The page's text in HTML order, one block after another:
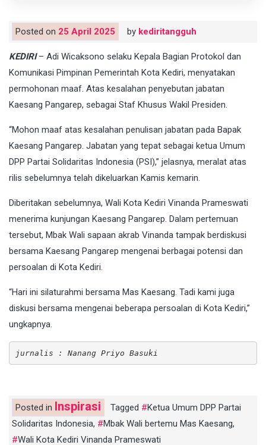
Posted on 25 April 2025 by kediritangguh
KEDIRI– Adi Wicaksono selaku Kepala Bagian Protokol dan
Komunikasi Pimpinan Pemerintah Kota Kediri, menyatakan
permohonan maaf. Atas kesalahan penyebutan jabatan
Kaesang Pangarep, sebagai Staf Khusus Wakil Presiden.
“Mohon maaf atas kesalahan penulisan jabatan pada Bapak
Kaesang Pangarep. Jabatan yang tepat sebagai ketua Umum
DPP Partai Solidaritas Indonesia (PSI),” jelasnya, meralat atas
rilis sebelumnya telah dikeluarkan Kamis kemarin.
Diberitakan sebelumnya, Wali Kota Kediri Vinanda Prameswati
menerima kunjungan Kaesang Pangarep. Dalam pertemuan
tersebut, Mbak Wali sapaan akrab Vinanda tampak berdiskusi
bersama Kaesang Pangarep mengenai berbagai potensi dan
persoalan di Kota Kediri.
“Hari ini silaturahmi bersama Mas Kaesang. Tadi kami juga
diskusi bersama mengenai beberapa persoalan di Kota Kediri,”
ungkapnya.
jurnalis : Nanang Priyo Basuki
Posted in Inspirasi Tagged
Ketua Umum DPP Partai
Solidaritas Indonesia, Mbak Wali bertemu Mas Kaesang,
Wali Kota Kediri Vinanda Prameswati